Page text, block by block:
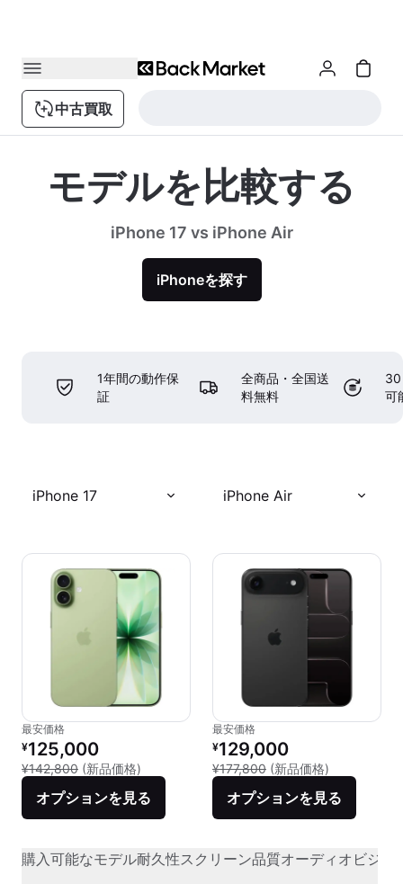
中古買取
モデルを比較する
iPhone 17 vs iPhone Air
iPhoneを探す
1年間の動作保
証
全商品・全国送
料無料
30
可
iPhone 17 iPhone Air
最安価格
リファービッシュ品の価格：
¥125,000
¥142,800 (新品価格) 新品との比較：¥142,800
オプションを見る
最安価格
リファービッシュ品の価格：
¥129,000
¥177,800 (新品価格)
オプションを見る
購入可能なモデル耐久性スクリーン品質オーディオビジュ